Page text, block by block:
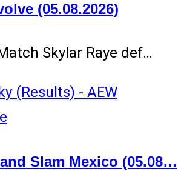
(05.08.2026)
Skylar Raye def…
Slam Mexico (05.08…